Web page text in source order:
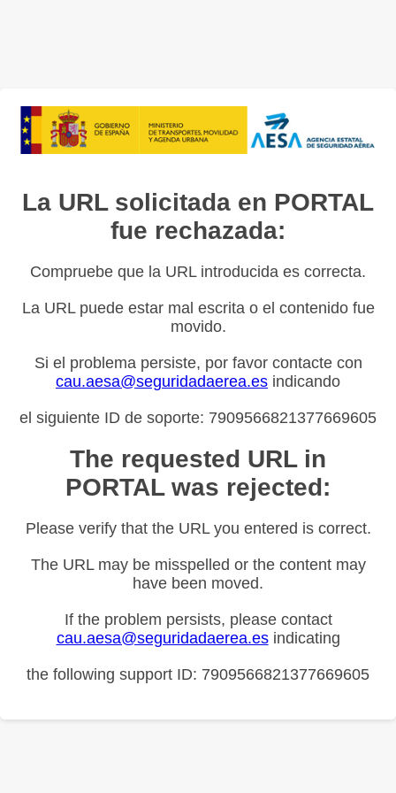
La URL solicitada en PORTAL
fue rechazada:
Compruebe que la URL introducida es correcta.
La URL puede estar mal escrita o el contenido fue
movido.
Si el problema persiste, por favor contacte con
cau.aesa@seguridadaerea.es indicando
el siguiente ID de soporte: 7909566821377669605
The requested URL in
PORTAL was rejected:
Please verify that the URL you entered is correct.
The URL may be misspelled or the content may
have been moved.
If the problem persists, please contact
cau.aesa@seguridadaerea.esindicating
the following support ID: 7909566821377669605